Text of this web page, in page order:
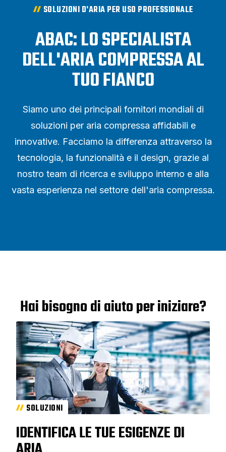
SOLUZIONI D'ARIA PER USO PROFESSIONALE
ABAC: LO SPECIALISTA
DELL'ARIA COMPRESSA AL
TUO FIANCO
Siamo uno dei principali fornitori mondiali di
soluzioni per aria compressa affidabili e
innovative. Facciamo la differenza attraverso la
tecnologia, la funzionalità e il design, grazie al
nostro team di ricerca e sviluppo interno e alla
vasta esperienza nel settore dell'aria compressa.
Hai bisogno di aiuto per iniziare?
SOLUZIONI
IDENTIFICA LE TUE ESIGENZE DI